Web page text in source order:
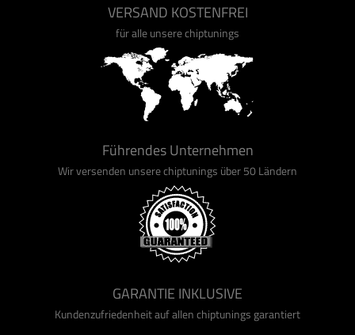
VERSAND KOSTENFREI
für alle unsere chiptunings
Führendes Unternehmen
Wir versenden unsere chiptunings über 50 Ländern
GARANTIE INKLUSIVE
Kundenzufriedenheit auf allen chiptunings garantiert